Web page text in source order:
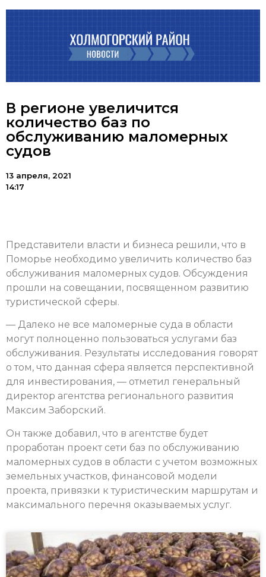
В регионе увеличится
количество баз по
обслуживанию маломерных
судов
13 апреля, 2021
14:17
Представители власти и бизнеса решили, что в
Поморье необходимо увеличить количество баз
обслуживания маломерных судов. Обсуждения
прошли на совещании, посвященном развитию
туристической сферы.
— Далеко не все маломерные суда в области
могут полноценно пользоваться услугами баз
обслуживания. Результаты исследования говорят
о том, что данная сфера является перспективной
для инвестирования, — отметил генеральный
директор агентства регионального развития
Максим Заборский.
Он также добавил, что в агентстве будет
проработан проект сети баз по обслуживанию
маломерных судов в области с учетом возможных
земельных участков, финансовой модели
проекта, привязки к туристическим маршрутам и
максимального перечня оказываемых услуг.